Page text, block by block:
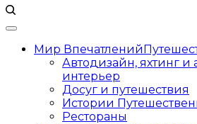
Мир Впечатлений
Автодизайн, яхтинг
интерьер
Досуг и путешествия
Истории
Рестораны